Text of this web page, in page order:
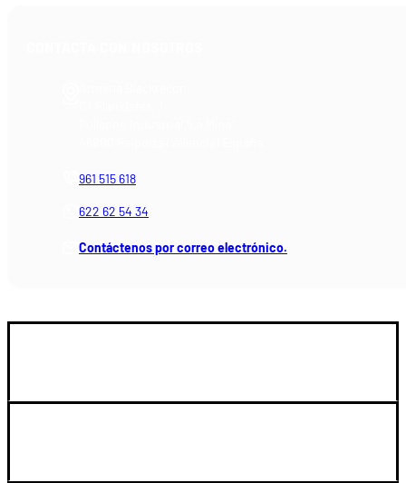
961 515 618
622 62 54 34
Contáctenos por correo electrónico.